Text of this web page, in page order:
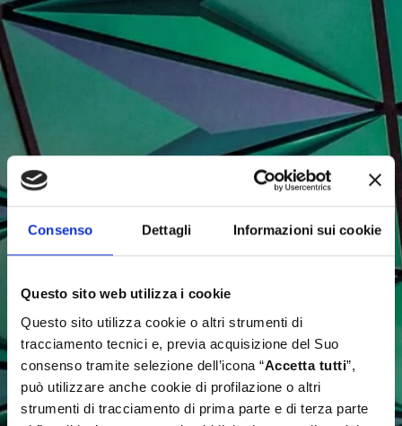
Consenso Dettagli Informazioni sui cookie
Questo sito web utilizza i cookie
Questo sito utilizza cookie o altri strumenti di
tracciamento tecnici e, previa acquisizione del Suo
consenso tramite selezione dell’icona “Accetta tutti”,
può utilizzare anche cookie di profilazione o altri
strumenti di tracciamento di prima parte e di terza parte